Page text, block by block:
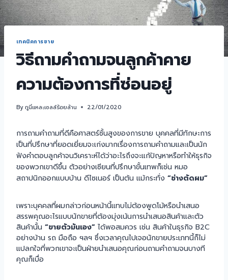
เทคนิคการขาย
วิธีถามคำถามจนลูกค้าคาย
ความต้องการที่ซ่อนอยู่
Byกูนี่แหละเซลล์ร้อยล้าน 22/01/2020
การถามคำถามที่ดีคือศาสตร์ชั้นสูงของการขาย บุคคลที่มีทักษะการ
เป็นที่ปรึกษาที่ยอดเยี่ยมจะเก่งมากเรื่องการถามคำถามและเป็นนัก
ฟังคำตอบลูกค้าจนวิเคราะห์ได้ว่าอะไรถึงจะแก้ปัญหาหรือทำให้ธุรกิจ
ของพวกเขาดีขึ้น ตัวอย่างเซียนที่ปรึกษาขั้นเทพก็เช่น หมอ
สถาปนิกออกแบบบ้าน ดีไซเนอร์ เป็นต้น แม้กระทั่ง “ช่างตัดผม”
เพราะบุคคลที่ผมกล่าวก่อนหน้านี้แทบไม่ต้องพูดโม้หรือนำเสนอ
สรรพคุณอะไรแบบนักขายที่ต้องมุ่งเน้นการนำเสนอสินค้าและตัว
สินค้านั้น “ขายตัวมันเอง” ได้พอสมควร เช่น สินค้าในธุรกิจ B2C
อย่างบ้าน รถ มือถือ ฯลฯ ซึ่งเวลาคุณไปเจอนักขายประเภทนี้ก็ไม่
แปลกใจที่พวกเขาจะเป็นฝ่ายนำเสนอคุณก่อนถามคำถามจนบางที
คุณก็เบื่อ